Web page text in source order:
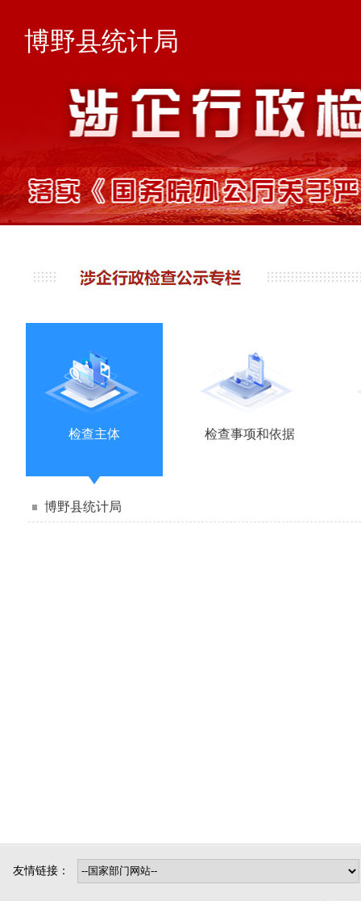
博野县统计局
检查主体 检查事项和依据
博野县统计局
友情链接：